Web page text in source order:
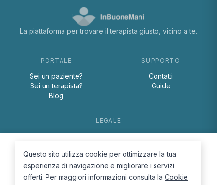
La piattaforma per trovare il terapista giusto, vicino a te.
PORTALE
Sei un paziente?
Sei un terapista?
Blog
SUPPORTO
Contatti
Guide
LEGALE
Cookie Policy
Questo sito utilizza cookie per ottimizzare la tua
esperienza di navigazione e migliorare i servizi
offerti. Per maggiori informazioni consulta la Cookie